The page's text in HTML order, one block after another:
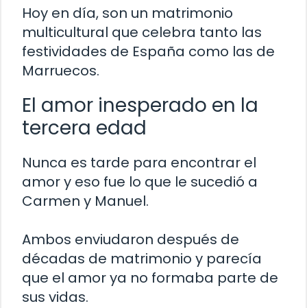
Hoy en día, son un matrimonio
multicultural que celebra tanto las
festividades de España como las de
Marruecos.
El amor inesperado en la
tercera edad
Nunca es tarde para encontrar el
amor y eso fue lo que le sucedió a
Carmen y Manuel.
Ambos enviudaron después de
décadas de matrimonio y parecía
que el amor ya no formaba parte de
sus vidas.